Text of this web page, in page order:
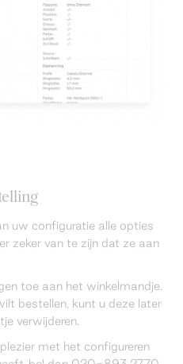
uw configuratie alle opties
zeker van te zijn dat ze aan
toe aan het winkelmandje.
bestellen, kunt u deze later
verwijderen.
met het configureren